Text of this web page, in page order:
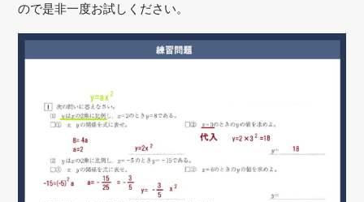
ので是非一度お試しください。